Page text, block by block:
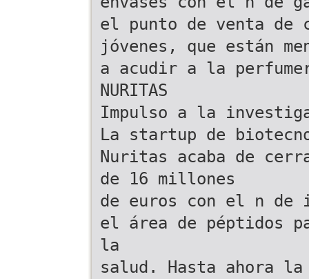
el punto de venta de
jóvenes, que están
a acudir a la
NURITAS
Impulso a la
La startup de
Nuritas acaba de
de 16 millones
de euros con el n de
el área de péptidos
la
salud. Hasta ahora la